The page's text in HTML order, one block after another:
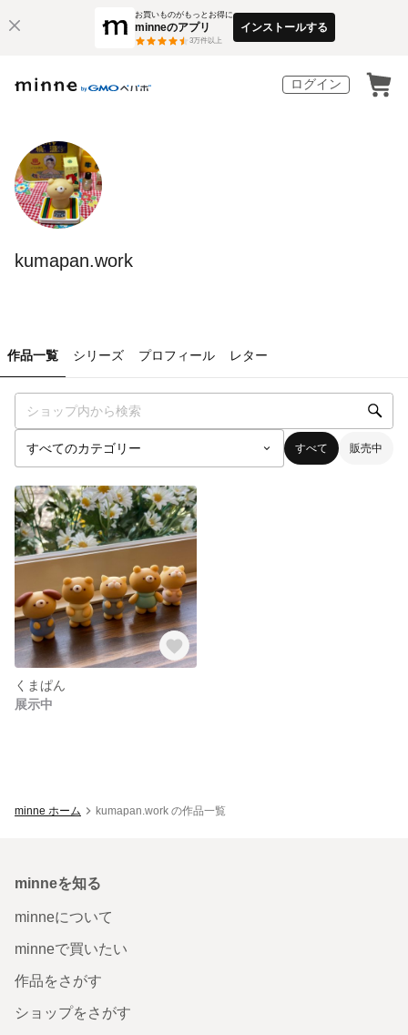
お買いものがもっとお得に
minneのアプリ
3万件以上
インストールする
ログイン
kumapan.work
作品一覧 シリーズ プロフィール レター
すべて 販売中
くまぱん
展示中
minne ホーム kumapan.work の作品一覧
minneを知る
minneについて
minneで買いたい
作品をさがす
ショップをさがす